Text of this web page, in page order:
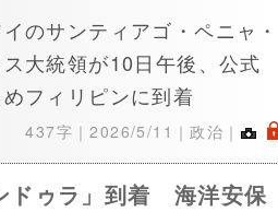
のサンティアゴ・ペニャ・
大統領が10日午後、公式
フィリピンに到着
437字｜2026/5/11 ｜政治｜ .
ドゥラ」到着 海洋安保